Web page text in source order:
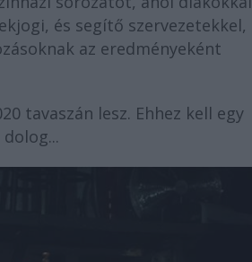
és segítő szervezetekkel,
az eredményeként
tavaszán lesz. Ehhez kell egy